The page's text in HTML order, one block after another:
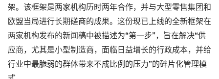
架。该框架是两家机构历时两年合作，并与大型零售集团和
欧盟当局进行长期磋商的成果。这份现已上线的全新框架在
两家机构发布的新闻稿中被描述为“第一步”，旨在解决“供
应商，尤其是小型制造商，面临日益增长的行政成本，并给
行业中最脆弱的群体带来不成比例的压力”的碎片化管理模